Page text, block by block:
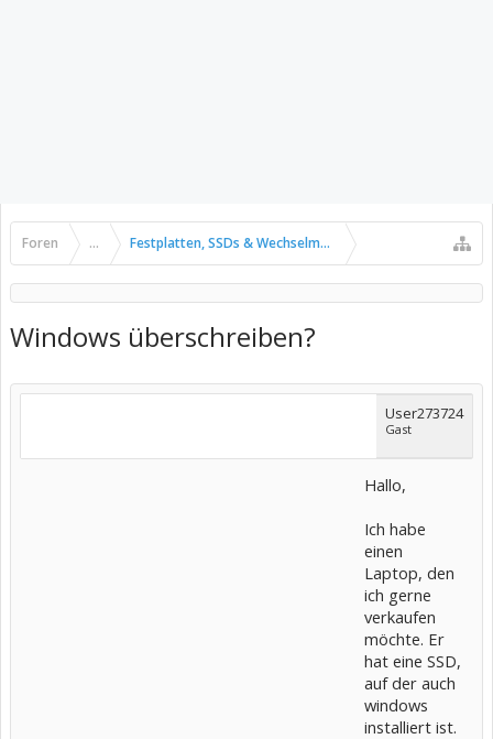
Foren ... Festplatten, SSDs & Wechselmedien
Windows überschreiben?
User273724
Gast
Hallo,
Ich habe
einen
Laptop, den
ich gerne
verkaufen
möchte. Er
hat eine SSD,
auf der auch
windows
installiert ist.